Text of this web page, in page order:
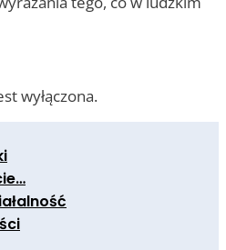
wyłączona.